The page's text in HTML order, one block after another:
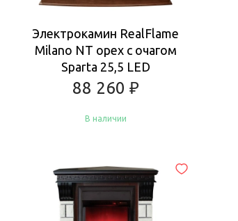
Электрокамин RealFlame
Milano NT орех с очагом
Sparta 25,5 LED
88 260 ₽
В наличии
Купить